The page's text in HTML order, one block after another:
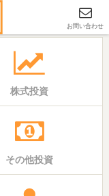
ブル
株式投資
その他投資
お問い合わせ